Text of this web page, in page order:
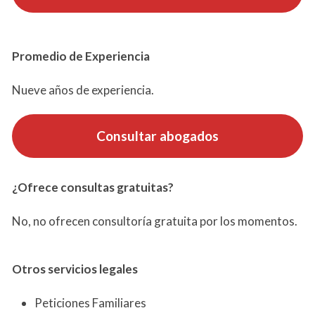
Promedio de Experiencia
Nueve años de experiencia.
Consultar abogados
¿Ofrece consultas gratuitas?
No, no ofrecen consultoría gratuita por los momentos.
Otros servicioslegales
Peticiones Familiares